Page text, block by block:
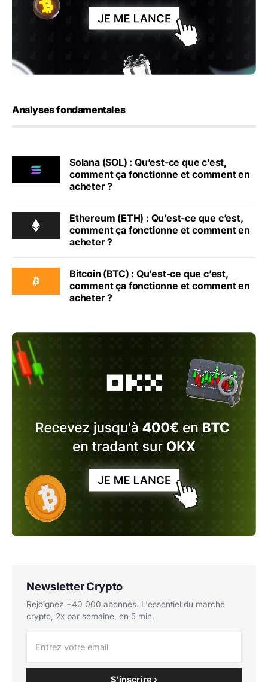
Analyses fondamentales
Solana (SOL) : Qu’est-ce que c’est,
comment ça fonctionne et comment en
acheter ?
Ethereum (ETH) : Qu’est-ce que c’est,
comment ça fonctionne et comment en
acheter ?
Bitcoin (BTC) : Qu’est-ce que c’est,
comment ça fonctionne et comment en
acheter ?
Newsletter Crypto
Rejoignez +40 000 abonnés. L'essentiel du marché
crypto, 2x par semaine, en 5 min.
S'inscrire ›